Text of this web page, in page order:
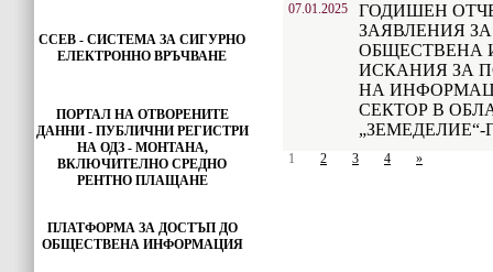
ССЕВ - СИСТЕМА ЗА СИГУРНО
ЕЛЕКТРОННО ВРЪЧВАНЕ
ПОРТАЛ НА ОТВОРЕНИТЕ
ДАННИ - ПУБЛИЧНИ РЕГИСТРИ
НА ОДЗ - МОНТАНА,
ВКЛЮЧИТЕЛНО СРЕДНО
РЕНТНО ПЛАЩАНЕ
ПЛАТФОРМА ЗА ДОСТЪП ДО
ОБЩЕСТВЕНА ИНФОРМАЦИЯ
07.01.2025
ГОДИШЕН
ЗАЯВЛЕНИЯ
ОБЩЕСТВЕНА
ИСКАНИЯ ЗА
НА
СЕКТОР В
„ЗЕМЕДЕЛИЕ“-
1 2 3 4 »